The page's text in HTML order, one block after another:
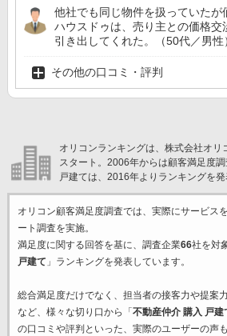
他社でも同じ物件を扱っていたが
ハウスドゥは、売り主との価格交
引き出してくれた。（50代／男性
その他の口コミ・評判
オリコンランキングは、株式会社オリ
スタート。2006年からは顧客満足度
戸建ては、2016年よりランキングを発
オリコン顧客満足度調査では、実際にサービス
ート調査を実施。
満足度に関する回答を基に、調査企業66社を対
戸建て 」ランキングを発表しています。
総合満足度だけでなく、担当者の接客力や提案
など、様々な切り口から「 不動産仲介 購入 戸建
の口コミや評判といった、実際のユーザーの声